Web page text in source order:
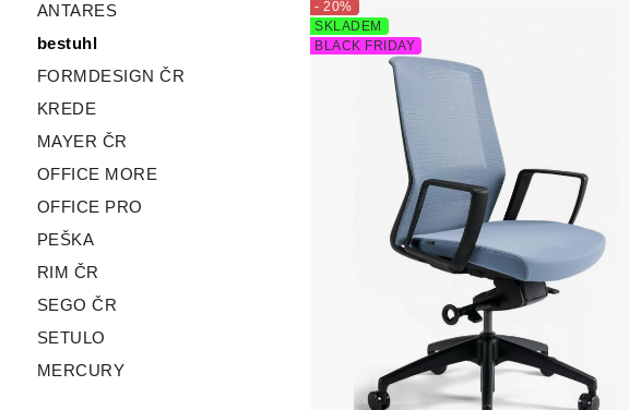
ANTARES
bestuhl
FORMDESIGN ČR
KREDE
MAYER ČR
OFFICE MORE
OFFICE PRO
PEŠKA
RIM ČR
SEGO ČR
SETULO
MERCURY
- 20%
SKLADEM
BLACK FRIDAY